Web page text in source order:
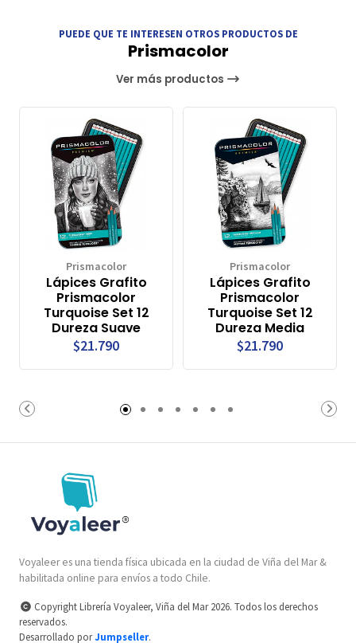
PUEDE QUE TE INTERESEN OTROS PRODUCTOS DE
Prismacolor
Ver más productos
Prismacolor
Lápices Grafito
Prismacolor
Turquoise Set 12
Dureza Suave
$21.790
Prismacolor
Lápices Grafito
Prismacolor
Turquoise Set 12
Dureza Media
$21.790
Voyaleer es una tienda física ubicada en la ciudad de Viña del Mar &
habilitada online para envíos a todo Chile.
Copyright Librería Voyaleer, Viña del Mar 2026. Todos los derechos
reservados.
Desarrollado porJumpseller.